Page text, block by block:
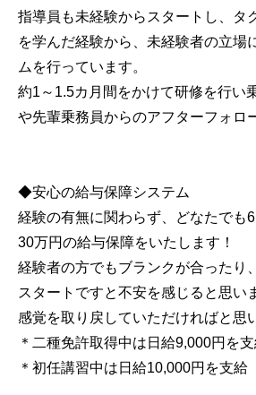
指導員も未経験からスタートし、タ
を学んだ経験から、未経験者の立場
ムを行っています。
約1～1.5カ月間をかけて研修を行い
や先輩乗務員からのアフターフォロ
◆安心の給与保障システム
経験の有無に関わらず、どなたでも
30万円の給与保障をいたします！
経験者の方でもブランクが合ったり
スタートですと不安を感じると思い
感覚を取り戻していただければと思
＊二種免許取得中は日給9,000円を支
＊初任講習中は日給10,000円を支給